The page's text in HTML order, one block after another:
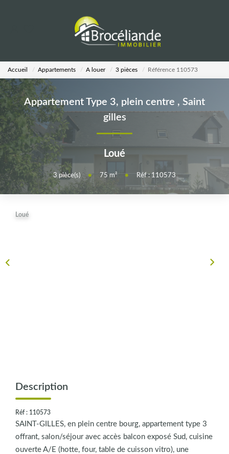
ESTIMATION
Accueil Appartements A louer 3 pièces Référence 110573
Appartement Type 3, plein centre , Saint
gilles
Loué
3 pièce(s) • 75m² • Réf : 110573
Loué
Description
Réf : 110573
SAINT-GILLES, en plein centre bourg, appartement type 3
offrant, salon/séjour avec accès balcon exposé Sud, cuisine
ouverte A/E (hotte, four, table de cuisson vitro), une